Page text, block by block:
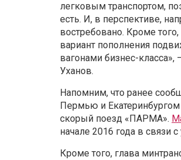
легковым транспортом,
есть. И, в перспективе,
востребовано. Кроме того,
вариант пополнения
вагонами бизнес-класса»,
Уханов.
Напомним, что ранее
Пермью и
скорый поезд «ПАРМА».
начале 2016 года в связи
Кроме того, глава